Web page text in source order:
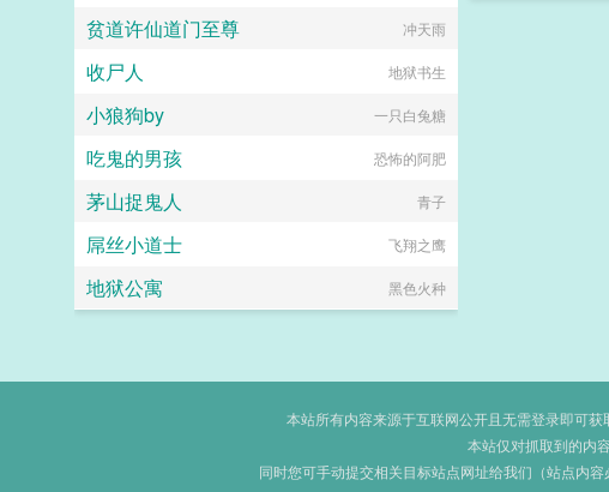
贫道许仙道门至尊 冲天雨
收尸人 地狱书生
小狼狗by 一只白兔糖
吃鬼的男孩 恐怖的阿肥
茅山捉鬼人 青子
屌丝小道士 飞翔之鹰
地狱公寓 黑色火种
本站所有内容来源于互联网公开且无需登录即可
本站仅对抓取到的内
同时您可手动提交相关目标站点网址给我们（站点内